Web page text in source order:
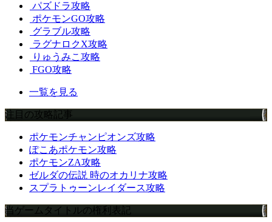
パズドラ攻略
ポケモンGO攻略
グラブル攻略
ラグナロクX攻略
りゅうみこ攻略
FGO攻略
一覧を見る
注目の攻略記事
ポケモンチャンピオンズ攻略
ぽこあポケモン攻略
ポケモンZA攻略
ゼルダの伝説 時のオカリナ攻略
スプラトゥーンレイダース攻略
当ゲームタイトルの権利表記